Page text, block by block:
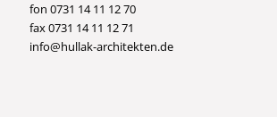
fon 0731 14 11 12 70
fax 0731 14 11 12 71
info@hullak-architekten.de